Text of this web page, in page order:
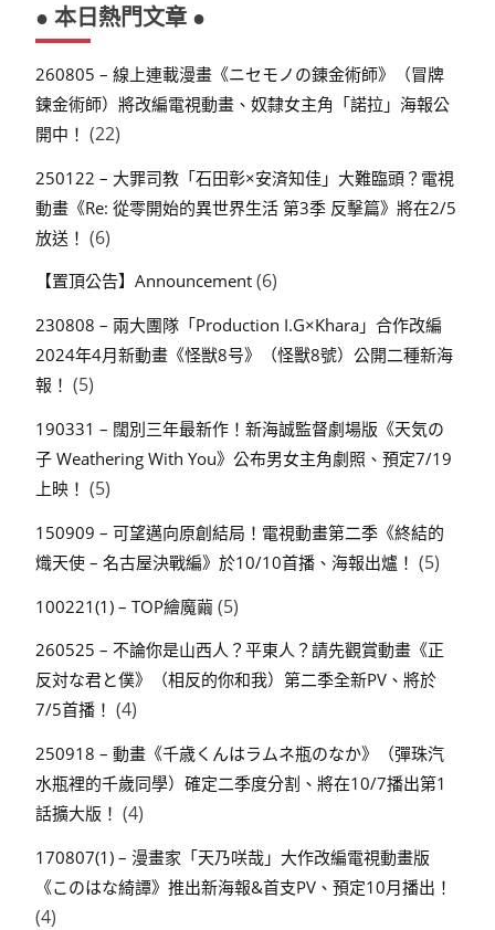
● 本日熱門文章 ●
260805 – 線上連載漫畫《ニセモノの錬金術師》（冒牌
鍊金術師）將改編電視動畫、奴隸女主角「諾拉」海報公
開中！ (22)
250122 – 大罪司教「石田彰×安済知佳」大難臨頭？電視
動畫《Re: 從零開始的異世界生活 第3季 反擊篇》將在2/5
放送！ (6)
【置頂公告】Announcement (6)
230808 – 兩大團隊「Production I.G×Khara」合作改編
2024年4月新動畫《怪獣8号》（怪獸8號）公開二種新海
報！ (5)
190331 – 闊別三年最新作！新海誠監督劇場版《天気の
子 Weathering With You》公布男女主角劇照、預定7/19
上映！ (5)
150909 – 可望邁向原創結局！電視動畫第二季《終結的
熾天使 – 名古屋決戰編》於10/10首播、海報出爐！ (5)
100221(1) – TOP繪魔繭 (5)
260525 – 不論你是山西人？平東人？請先觀賞動畫《正
反対な君と僕》（相反的你和我）第二季全新PV、將於
7/5首播！ (4)
250918 – 動畫《千歳くんはラムネ瓶のなか》（彈珠汽
水瓶裡的千歲同學）確定二季度分割、將在10/7播出第1
話擴大版！ (4)
170807(1) – 漫畫家「天乃咲哉」大作改編電視動畫版
《このはな綺譚》推出新海報&首支PV、預定10月播出！
(4)